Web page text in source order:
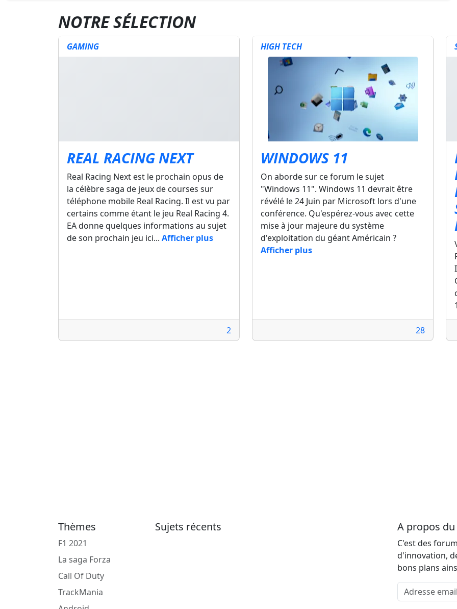
NOTRE SÉLECTION
GAMING
REAL RACING NEXT
Real Racing Next est le prochain opus de
la célèbre saga de jeux de courses sur
téléphone mobile Real Racing. Il est vu par
certains comme étant le jeu Real Racing 4.
EA donne quelques informations au sujet
de son prochain jeu ici... Afficher plus
2
HIGH TECH
WINDOWS 11
On aborde sur ce forum le sujet
"Windows 11". Windows 11 devrait être
révélé le 24 Juin par Microsoft lors d'une
conférence. Qu'espérez-vous avec cette
mise à jour majeure du système
d'exploitation du géant Américain ?
Afficher plus
28
Thèmes
F1 2021
La saga Forza
Call Of Duty
TrackMania
Sujets récents A propos
C'est des
d'innovation,
bons plans
Adresse email